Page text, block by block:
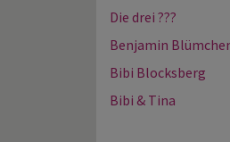
Die drei ???
Benjamin
Bibi Blocksberg
Bibi & Tina